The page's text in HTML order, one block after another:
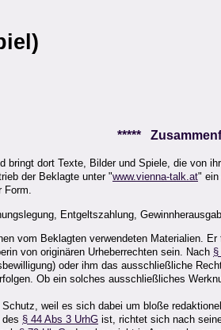
*****
bringt dort Texte, Bilder und Spiele, die von
der Beklagte unter "www.vienna-talk.at" ein
Form.
Entgeltszahlung,
vom Beklagten verwendeten Materialien.
von originären Urheberrechten sein. Nach
oder ihm das ausschließliche
Ob ein solches ausschließliches
weil es sich dabei um bloße
§ 44 Abs 3 UrhG ist, richtet sich nach